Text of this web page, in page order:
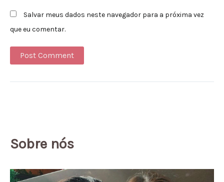
Salvar meus dados neste navegador para a próxima vez
que eu comentar.
Sobre nós